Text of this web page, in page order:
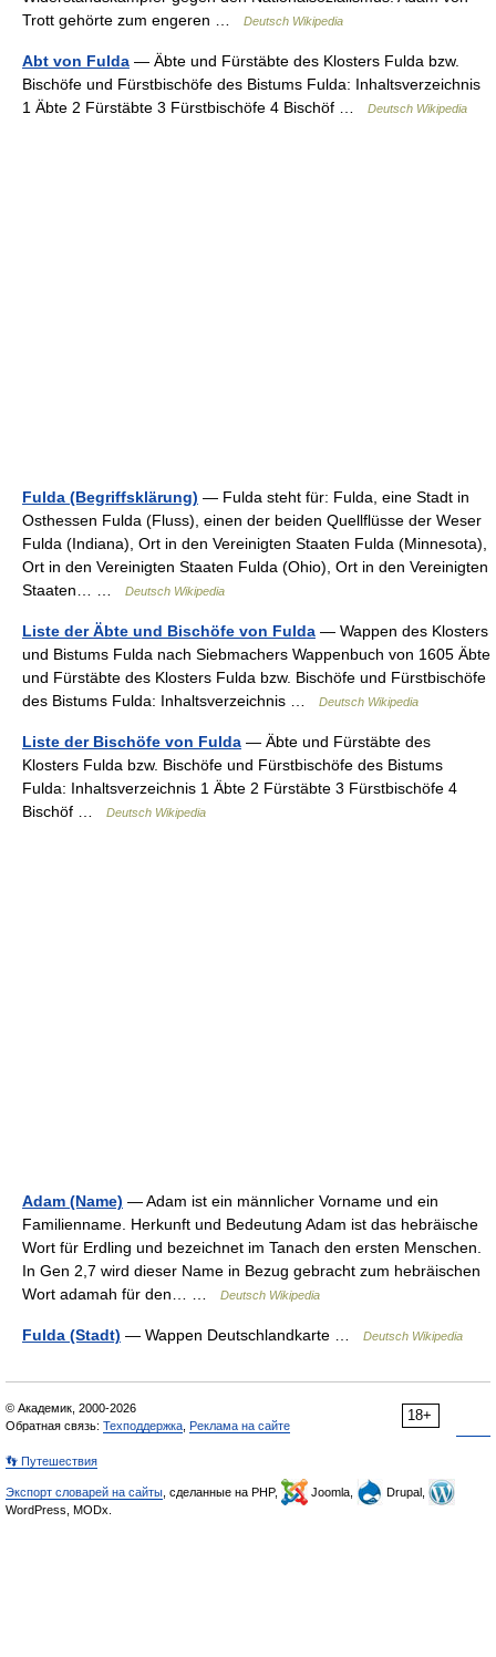
Trott gehörte zum engeren …
Deutsch Wikipedia
Abt von Fulda — Äbte und Fürstäbte des Klosters Fulda bzw.
Bischöfe und Fürstbischöfe des Bistums Fulda: Inhaltsverzeichnis
1 Äbte 2 Fürstäbte 3 Fürstbischöfe 4 Bischöf …
Deutsch Wikipedia
Fulda (Begriffsklärung) — Fulda steht für: Fulda, eine Stadt in
Osthessen Fulda (Fluss), einen der beiden Quellflüsse der Weser
Fulda (Indiana), Ort in den Vereinigten Staaten Fulda (Minnesota),
Ort in den Vereinigten Staaten Fulda (Ohio), Ort in den Vereinigten
Staaten… …
Deutsch Wikipedia
Liste der Äbte und Bischöfe von Fulda — Wappen des Klosters
und Bistums Fulda nach Siebmachers Wappenbuch von 1605 Äbte
und Fürstäbte des Klosters Fulda bzw. Bischöfe und Fürstbischöfe
des Bistums Fulda: Inhaltsverzeichnis …
Deutsch Wikipedia
Liste der Bischöfe von Fulda — Äbte und Fürstäbte des
Klosters Fulda bzw. Bischöfe und Fürstbischöfe des Bistums
Fulda: Inhaltsverzeichnis 1 Äbte 2 Fürstäbte 3 Fürstbischöfe 4
Bischöf …
Deutsch Wikipedia
Adam (Name) — Adam ist ein männlicher Vorname und ein
Familienname. Herkunft und Bedeutung Adam ist das hebräische
Wort für Erdling und bezeichnet im Tanach den ersten Menschen.
In Gen 2,7 wird dieser Name in Bezug gebracht zum hebräischen
Wort adamah für den… …
Deutsch Wikipedia
Fulda (Stadt) — Wappen Deutschlandkarte … Deutsch Wikipedia
18+
© Академик, 2000-2026
Обратная связь: Техподдержка Реклама на сайте
👣 Путешествия
Экспорт словарей на сайты , сделанные на PHP, Joomla,
Drupal,
WordPress, MODx.